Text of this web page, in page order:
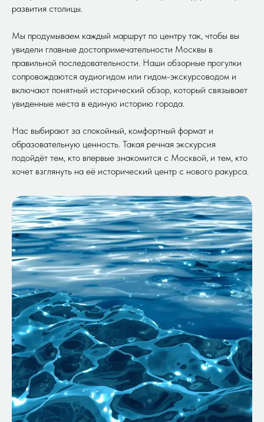
развития столицы.
Мы продумываем каждый маршрут по центру так, чтобы вы
увидели главные достопримечательности Москвы в
правильной последовательности. Наши обзорные прогулки
сопровождаются аудиогидом или гидом-экскурсоводом и
включают понятный исторический обзор, который связывает
увиденные места в единую историю города.
Нас выбирают за спокойный, комфортный формат и
образовательную ценность. Такая речная экскурсия
подойдёт тем, кто впервые знакомится с Москвой, и тем, кто
хочет взглянуть на её исторический центр с нового ракурса.